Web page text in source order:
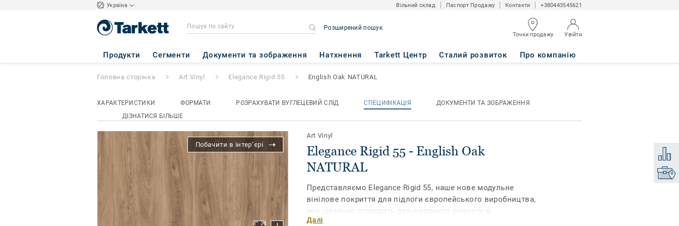
Україна Вільний склад Паспорт Продажу Контакти +380443545621
Розширений пошук
Точки продажу Увійти
Продукти Сегменти Документи та зображення Натхнення Tarkett Центр Сталий розвиток Про компанію
Elegance Rigid 55 - English Oak NATURAL
Головна сторінка Art Vinyl Elegance Rigid 55 English Oak NATURAL
ХАРАКТЕРИСТИКИ ФОРМАТИ РОЗРАХУВАТИ ВУГЛЕЦЕВИЙ СЛІД СПЕЦИФІКАЦІЯ
ДОКУМЕНТИ ТА ЗОБРАЖЕННЯ
ДІЗНАТИСЯ БІЛЬШЕ
Побачити в інтер’єрі
Art Vinyl
Elegance Rigid 55 - English Oak
NATURAL
Представляємо Elegance Rigid 55, наше нове модульне
вінілове покриття для підлоги європейського виробництва,
яке ідеально підходить для швидкого ремонту в
приміщеннях з помірним комерційним трафіком (житло,
Далі